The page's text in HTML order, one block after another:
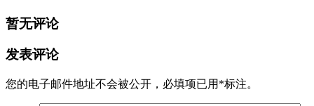
暂无评论
发表评论
您的电子邮件地址不会被公开， 必填项已用 *标注。